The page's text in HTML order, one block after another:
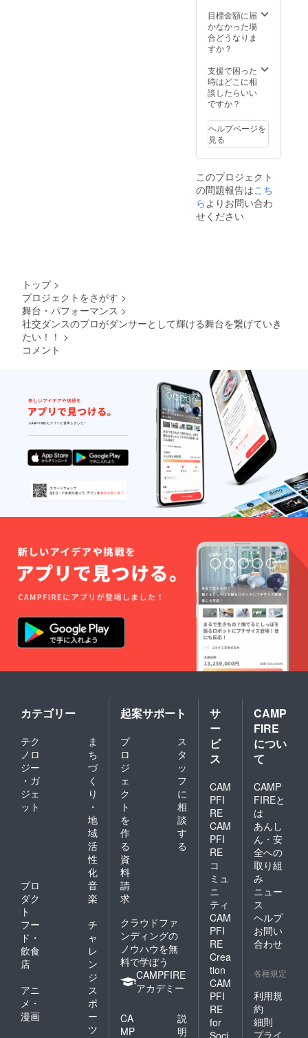
目標金額に届
かなかった場
合どうなりま
すか？
支援で困った
時はどこに相
談したらいい
ですか？
ヘルプページを
見る
このプロジェクト
の問題報告はこち
らよりお問い合わ
せください
トップ >
プロジェクトをさがす >
舞台・パフォーマンス >
社交ダンスのプロがダンサーとして輝ける舞台を繋げていき
たい！！ >
コメント
カテゴリー
テク
ノロ
ジー
・ガ
ジェ
ット
ま
ち
づ
く
り
・
地
域
活
性
化
プロ
ダク
ト
音
楽
フー
ド・
飲食
店
チ
ャ
レ
ン
ジ
アニ
メ・
漫画
ス
ポ
ー
ツ
起案サポート
プ
ロ
ジ
ェ
ク
ト
を
作
る
ス
タ
ッ
フ
に
相
談
す
る
資
料
請
求
クラウドファ
ンディングの
ノウハウを無
料で学ぼう
CAMPFIRE
アカデミー
CA
MP
説
明
サ
ー
ビ
ス
CAM
PFI
RE
CAM
PFI
RE
コ
ミュ
ニ
ティ
CAM
PFI
RE
Crea
tion
CAM
PFI
RE
for
CAMP
FIRE
につい
て
CAMP
FIREと
は
あんし
ん・安
全への
取り組
み
ニュー
ス
ヘルプ
お問い
合わせ
各種規定
利用規
約
細則
プライ